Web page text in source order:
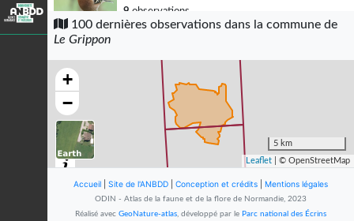
9 observations
Dernière observation en2023 Fiche espèce
Parus major
Linnaeus, 1758
observations
Dernière observation en
2023
Merle noir
Turdus merula
Linnaeus, 1758
Dernière observation en
100 dernières observations dans la commune de
Le Grippon
+
−
5 km
Leaflet | © OpenStreetMap
Accueil Site de l'ANBDD Conception et crédits Mentions légales
ODIN - Atlas de la faune et de la flore de Normandie, 2023
Réalisé avec GeoNature-atlas, développé par le Parc national des Écrins